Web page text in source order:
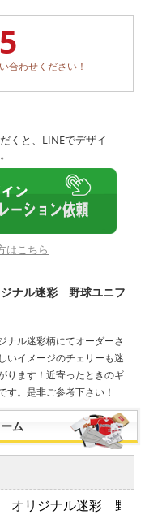
合わせください！
くと、LINEでデザイ
はこちら
ナル迷彩 野球ユニフ
ナル迷彩柄にてオーダーさ
いイメージのチェリーも迷
ります！近寄ったときのギ
す。是非ご参考下さい！
ム